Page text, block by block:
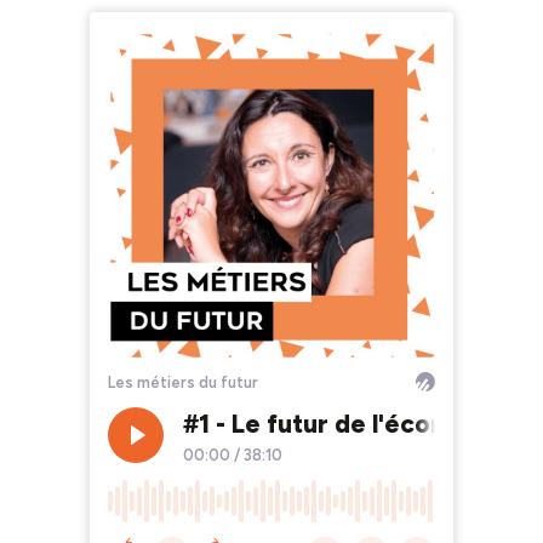
Les métiers du futur
#1 - Le futur de l'économie
00:00 / 38:10